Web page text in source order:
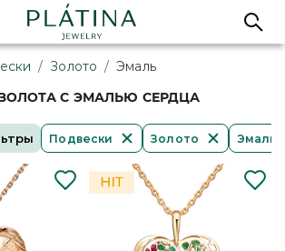
/ Золото / Эмаль
С ЭМАЛЬЮ СЕРДЦА
Подвески Золото Эмаль